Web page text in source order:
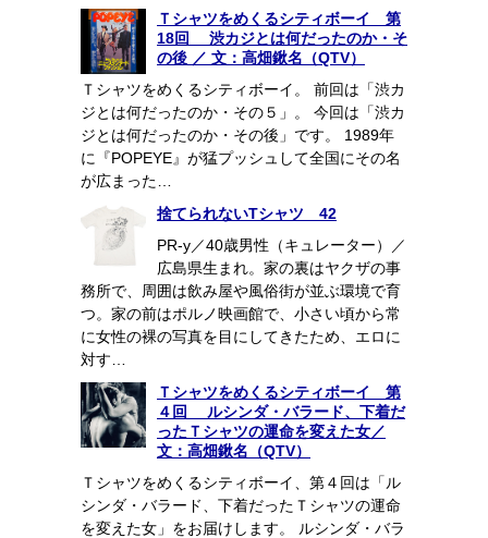
Ｔシャツをめくるシティボーイ 第
18回 渋カジとは何だったのか・そ
の後 ／ 文：高畑鍬名（QTV）
Ｔシャツをめくるシティボーイ。 前回は「渋カ
ジとは何だったのか・その５」。 今回は「渋カ
ジとは何だったのか・その後」です。 1989年
に『POPEYE』が猛プッシュして全国にその名
が広まった…
捨てられないTシャツ 42
PR-y／40歳男性（キュレーター）／
広島県生まれ。家の裏はヤクザの事
務所で、周囲は飲み屋や風俗街が並ぶ環境で育
つ。家の前はポルノ映画館で、小さい頃から常
に女性の裸の写真を目にしてきたため、エロに
対す…
Ｔシャツをめくるシティボーイ 第
４回 ルシンダ・バラード、下着だ
ったＴシャツの運命を変えた女／
文：高畑鍬名（QTV）
Ｔシャツをめくるシティボーイ、第４回は「ル
シンダ・バラード、下着だったＴシャツの運命
を変えた女」をお届けします。 ルシンダ・バラ